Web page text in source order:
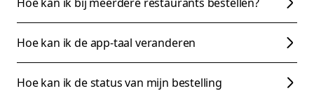
Hoe kan ik de app-taal veranderen
Hoe kan ik de status van mijn bestelling